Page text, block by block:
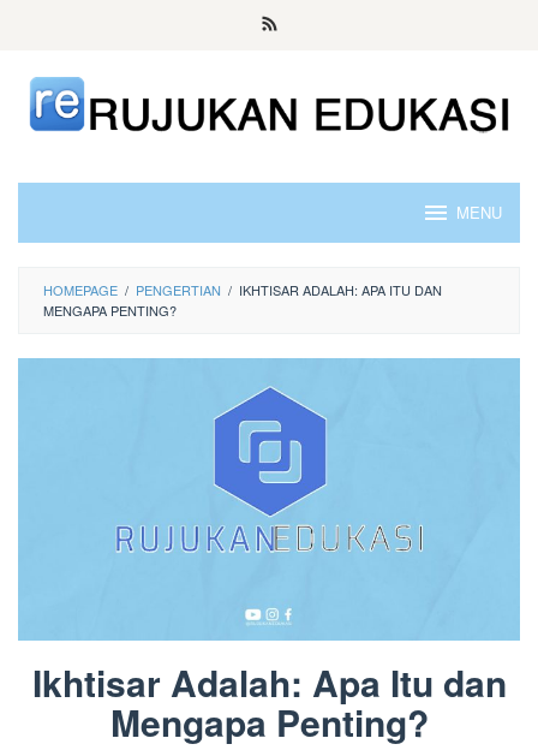
content
MENU
HOMEPAGE / PENGERTIAN / IKHTISAR ADALAH: APA ITU DAN
MENGAPA PENTING?
Ikhtisar Adalah: Apa Itu dan
Mengapa Penting?